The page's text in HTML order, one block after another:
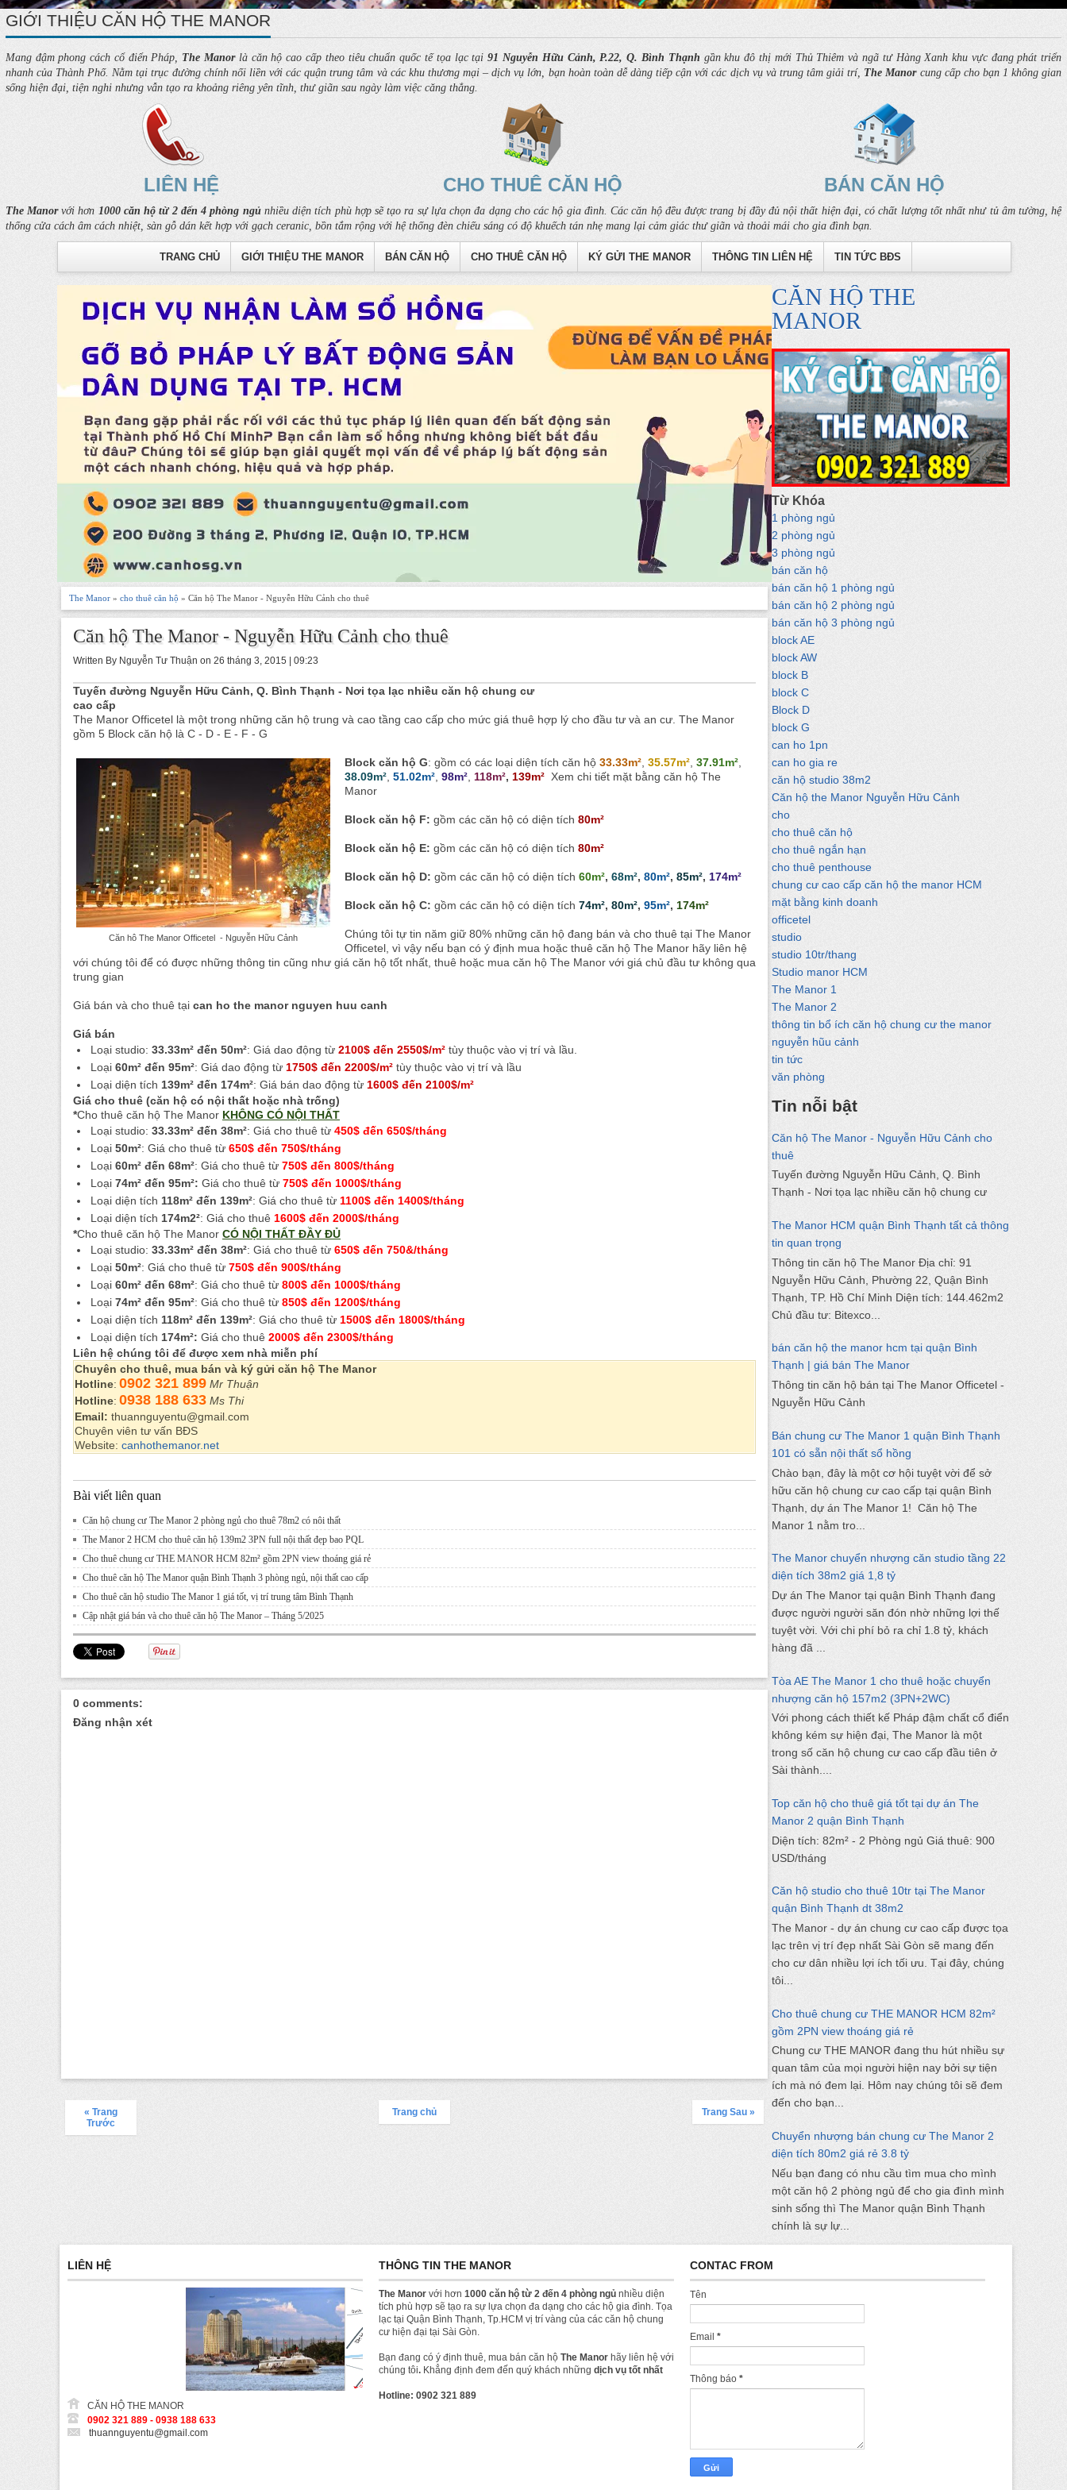
GIỚI THIỆU CĂN HỘ THE MANOR
Mang đậm phong cách cổ điển Pháp, The Manorlà căn hộ cao cấp theo tiêu chuẩn quốc tế tọa lạc tại91 Nguyễn Hữu Cảnh, P.22, Q. Bình Thạnh gần khu đô thị mới Thủ Thiêm và ngã tư Hàng Xanh khu vực đang phát triển
nhanh của Thành Phố. Nằm tại trục đường chính nối liền với các quận trung tâm và các khu thương mại – dịch vụ lớn, bạn hoàn toàn dễ dàng tiếp cận với các dịch vụ và trung tâm giải trí, The Manorcung cấp cho bạn 1 không gian
sống hiện đại, tiện nghi nhưng vẫn tạo ra khoảng riêng yên tĩnh, thư giãn sau ngày làm việc căng thẳng.
LIÊN HỆ CHO THUÊ CĂN HỘ BÁN CĂN HỘ
The Manorvới hơn 1000 căn hộ từ 2 đến 4 phòng ngủnhiều diện tích phù hợp sẽ tạo ra sự lựa chọn đa dạng cho các hộ gia đình. Các căn hộ đều được trang bị đầy đủ nội thất hiện đại, có chất lượng tốt nhất như tủ âm tường, hệ
thống cửa cách âm cách nhiệt, sàn gỗ dán kết hợp với gạch ceranic, bồn tắm rộng với hệ thống đèn chiếu sáng có độ khuếch tán nhẹ mang lại cảm giác thư giãn và thoải mái cho gia đình bạn.
TRANG CHỦ GIỚI THIỆU THE MANOR BÁN CĂN HỘ CHO THUÊ CĂN HỘ KÝ GỬI THE MANOR THÔNG TIN LIÊN HỆ TIN TỨC BĐS
The Manor » cho thuê căn hộ » Căn hộ The Manor - Nguyễn Hữu Cảnh cho thuê
Căn hộ The Manor - Nguyễn Hữu Cảnh cho thuê
Written By Nguyễn Tư Thuận on 26 tháng 3, 2015 | 09:23
Tuyến đường Nguyễn Hữu Cảnh, Q. Bình Thạnh - Nơi tọa lạc nhiều căn hộ chung cư
cao cấp
The Manor Officetel là một trong những căn hộ trung và cao tầng cao cấp cho mức giá thuê hợp lý cho đầu tư và an cư. The Manor
gồm 5 Block căn hộ là C - D - E - F - G
Căn hô The Manor Officetel - Nguyễn Hữu Cảnh
Block căn hộ G: gồm có các loại diện tích căn hộ 33.33m² 35.57m² 37.91m²
38.09m² 51.02m² 98m² 118m², 139m² Xem chi tiết mặt bằng căn hộ The
Manor
Block căn hộ F: gồm các căn hộ có diện tích 80m²
Block căn hộ E: gồm các căn hộ có diện tích 80m²
Block căn hộ D: gồm các căn hộ có diện tích 60m², 68m², 80m², 85m², 174m²
Block căn hộ C: gồm các căn hộ có diện tích 74m², 80m², 95m², 174m²
Chúng tôi tự tin năm giữ 80% những căn hộ đang bán và cho thuê tại The Manor
Officetel, vì vậy nếu bạn có ý định mua hoặc thuê căn hộ The Manor hãy liên hệ
với chúng tôi để có được những thông tin cũng như giá căn hộ tốt nhất, thuê hoặc mua căn hộ The Manor với giá chủ đầu tư không qua
trung gian
Giá bán và cho thuê tại can ho the manor nguyen huu canh
Giá bán
Loại studio: 33.33m² đến 50m²: Giá dao động từ 2100$ đến 2550$/m² tùy thuộc vào vị trí và lầu.
Loại 60m² đến 95m²: Giá dao động từ 1750$ đến 2200$/m² tùy thuộc vào vị trí và lầu
Loại diện tích 139m² đến 174m²: Giá bán dao động từ 1600$ đến 2100$/m²
Giá cho thuê (căn hộ có nội thất hoặc nhà trống)
*Cho thuê căn hộ The Manor KHÔNG CÓ NỘI THẤT
Loại studio: 33.33m² đến 38m²: Giá cho thuê từ 450$ đến 650$/tháng
Loại 50m²: Giá cho thuê từ 650$ đến 750$/tháng
Loại 60m² đến 68m²: Giá cho thuê từ 750$ đến 800$/tháng
Loại 74m² đến 95m²: Giá cho thuê từ 750$ đến 1000$/tháng
Loại diện tích 118m² đến 139m²: Giá cho thuê từ 1100$ đến 1400$/tháng
Loại diện tích 174m2²: Giá cho thuê 1600$ đến 2000$/tháng
*Cho thuê căn hộ The Manor CÓ NỘI THẤT ĐẦY ĐỦ
Loại studio: 33.33m² đến 38m²: Giá cho thuê từ 650$ đến 750&/tháng
Loại 50m²: Giá cho thuê từ 750$ đến 900$/tháng
Loại 60m² đến 68m²: Giá cho thuê từ 800$ đến 1000$/tháng
Loại 74m² đến 95m²: Giá cho thuê từ 850$ đến 1200$/tháng
Loại diện tích 118m² đến 139m²: Giá cho thuê từ 1500$ đến 1800$/tháng
Loại diện tích 174m²: Giá cho thuê 2000$ đến 2300$/tháng
Liên hệ chúng tôi để được xem nhà miễn phí
Chuyên cho thuê, mua bán và ký gửi căn hộ The Manor
Hotline: 0902 321 899 Mr Thuận
Hotline: 0938 188 633 Ms Thi
Email: thuannguyentu@gmail.com
Chuyên viên tư vấn BĐS
Website: canhothemanor.net
Bài viết liên quan
Căn hộ chung cư The Manor 2 phòng ngủ cho thuê 78m2 có nôi thất
The Manor 2 HCM cho thuê căn hộ 139m2 3PN full nội thất đẹp bao PQL
Cho thuê chung cư THE MANOR HCM 82m² gồm 2PN view thoáng giá rẻ
Cho thuê căn hộ The Manor quận Bình Thạnh 3 phòng ngủ, nội thất cao cấp
Cho thuê căn hộ studio The Manor 1 giá tốt, vị trí trung tâm Bình Thạnh
Cập nhật giá bán và cho thuê căn hộ The Manor – Tháng 5/2025
0 comments:
Đăng nhận xét
« Trang
Trước
Trang Sau »
Trang chủ
CĂN HỘ THE
MANOR
Từ Khóa
1 phòng ngủ
2 phòng ngủ
3 phòng ngủ
bán căn hộ
bán căn hộ 1 phòng ngủ
bán căn hộ 2 phòng ngủ
bán căn hộ 3 phòng ngủ
block AE
block AW
block B
block C
Block D
block G
can ho 1pn
can ho gia re
căn hộ studio 38m2
Căn hộ the Manor Nguyễn Hữu Cảnh
cho
cho thuê căn hộ
cho thuê ngắn hạn
cho thuê penthouse
chung cư cao cấp căn hộ the manor HCM
mặt bằng kinh doanh
officetel
studio
studio 10tr/thang
Studio manor HCM
The Manor 1
The Manor 2
thông tin bổ ích căn hộ chung cư the manor
nguyễn hũu cảnh
tin tức
văn phòng
Tin nỗi bật
Căn hộ The Manor - Nguyễn Hữu Cảnh cho
thuê
Tuyến đường Nguyễn Hữu Cảnh, Q. Bình
Thạnh - Nơi tọa lạc nhiều căn hộ chung cư
The Manor HCM quận Bình Thạnh tất cả thông
tin quan trọng
Thông tin căn hộ The Manor Địa chỉ: 91
Nguyễn Hữu Cảnh, Phường 22, Quận Bình
Thạnh, TP. Hồ Chí Minh Diện tích: 144.462m2
Chủ đầu tư: Bitexco...
bán căn hộ the manor hcm tại quận Bình
Thạnh | giá bán The Manor
Thông tin căn hộ bán tại The Manor Officetel -
Nguyễn Hữu Cảnh
Bán chung cư The Manor 1 quận Bình Thạnh
101 có sẵn nội thất sổ hồng
Chào bạn, đây là một cơ hội tuyệt vời để sở
hữu căn hộ chung cư cao cấp tại quận Bình
Thạnh, dự án The Manor 1! Căn hộ The
Manor 1 nằm tro...
The Manor chuyển nhượng căn studio tầng 22
diện tích 38m2 giá 1,8 tỷ
Dự án The Manor tại quận Bình Thạnh đang
được người người săn đón nhờ những lợi thế
tuyệt vời. Với chi phí bỏ ra chỉ 1.8 tỷ, khách
hàng đã ...
Tòa AE The Manor 1 cho thuê hoặc chuyển
nhượng căn hộ 157m2 (3PN+2WC)
Với phong cách thiết kế Pháp đậm chất cổ điển
không kém sự hiện đại, The Manor là một
trong số căn hộ chung cư cao cấp đầu tiên ở
Sài thành....
Top căn hộ cho thuê giá tốt tại dự án The
Manor 2 quận Bình Thạnh
Diện tích: 82m² - 2 Phòng ngủ Giá thuê: 900
USD/tháng
Căn hộ studio cho thuê 10tr tại The Manor
quận Bình Thạnh dt 38m2
The Manor - dự án chung cư cao cấp được tọa
lạc trên vị trí đẹp nhất Sài Gòn sẽ mang đến
cho cư dân nhiều lợi ích tối ưu. Tại đây, chúng
tôi...
Cho thuê chung cư THE MANOR HCM 82m²
gồm 2PN view thoáng giá rẻ
Chung cư THE MANOR đang thu hút nhiều sự
quan tâm của mọi người hiện nay bởi sự tiện
ích mà nó đem lại. Hôm nay chúng tôi sẽ đem
đến cho bạn...
Chuyển nhượng bán chung cư The Manor 2
diện tích 80m2 giá rẻ 3.8 tỷ
Nếu bạn đang có nhu cầu tìm mua cho mình
một căn hộ 2 phòng ngủ để cho gia đình mình
sinh sống thì The Manor quận Bình Thạnh
chính là sự lự...
LIÊN HỆ
CĂN HỘ THE MANOR
0902 321 889 - 0938 188 633
thuannguyentu@gmail.com
THÔNG TIN THE MANOR
The Manor với hơn 1000 căn hộ từ 2 đến 4 phòng ngủ nhiều diện
tích phù hợp sẽ tạo ra sự lựa chọn đa dạng cho các hộ gia đình. Tọa
lạc tại Quận Bình Thạnh, Tp.HCM vị trí vàng của các căn hộ chung
cư hiện đại tại Sài Gòn.
Bạn đang có ý định thuê, mua bán căn hộ The Manor hãy liên hệ với
chúng tôi. Khẳng định đem đến quý khách những dịch vụ tốt nhất
Hotline: 0902 321 889
CONTAC FROM
Tên
Email *
Thông báo *